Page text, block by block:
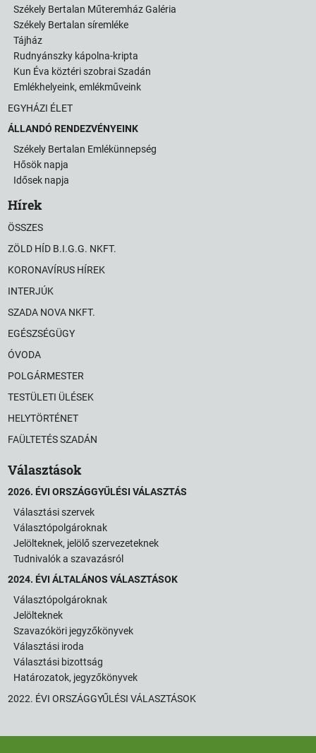
Székely Bertalan Műteremház Galéria
Székely Bertalan síremléke
Tájház
Rudnyánszky kápolna-kripta
Kun Éva köztéri szobrai Szadán
Emlékhelyeink, emlékműveink
EGYHÁZI ÉLET
ÁLLANDÓ RENDEZVÉNYEINK
Székely Bertalan Emlékünnepség
Hősök napja
Idősek napja
Hírek
ÖSSZES
ZÖLD HÍD B.I.G.G. NKFT.
KORONAVÍRUS HÍREK
INTERJÚK
SZADA NOVA NKFT.
EGÉSZSÉGÜGY
ÓVODA
POLGÁRMESTER
TESTÜLETI ÜLÉSEK
HELYTÖRTÉNET
FAÜLTETÉS SZADÁN
Választások
2026. ÉVI ORSZÁGGYŰLÉSI VÁLASZTÁS
Választási szervek
Választópolgároknak
Jelölteknek, jelölő szervezeteknek
Tudnivalók a szavazásról
2024. ÉVI ÁLTALÁNOS VÁLASZTÁSOK
Választópolgároknak
Jelölteknek
Szavazóköri jegyzőkönyvek
Választási iroda
Választási bizottság
Határozatok, jegyzőkönyvek
2022. ÉVI ORSZÁGGYŰLÉSI VÁLASZTÁSOK